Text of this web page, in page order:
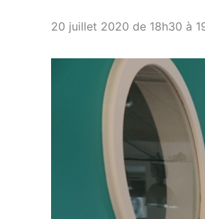
20 juillet 2020 de 18h30 à